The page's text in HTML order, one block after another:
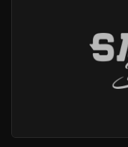
EQUIPE